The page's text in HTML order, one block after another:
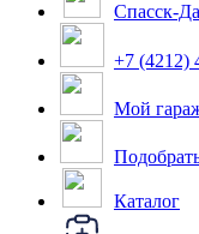
Спасск-
+7 (4212)
Мой
Каталог